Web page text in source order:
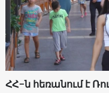
ՀՀ-ն հեռանում է